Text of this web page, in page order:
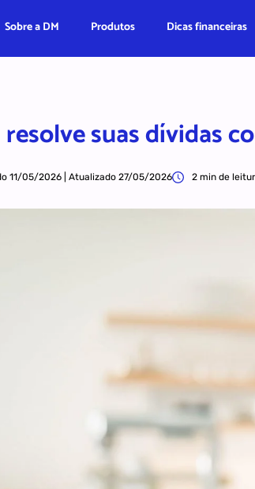
Sobre a DM Produtos Dicas financeiras
suas dívidas
11/05/2026 | Atualizado 27/05/2026 2 min de